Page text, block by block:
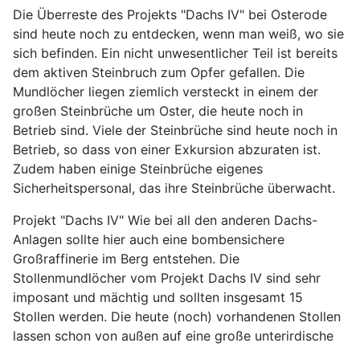
Die Überreste des Projekts "Dachs IV" bei Osterode
sind heute noch zu entdecken, wenn man weiß, wo sie
sich befinden. Ein nicht unwesentlicher Teil ist bereits
dem aktiven Steinbruch zum Opfer gefallen. Die
Mundlöcher liegen ziemlich versteckt in einem der
großen Steinbrüche um Oster, die heute noch in
Betrieb sind. Viele der Steinbrüche sind heute noch in
Betrieb, so dass von einer Exkursion abzuraten ist.
Zudem haben einige Steinbrüche eigenes
Sicherheitspersonal, das ihre Steinbrüche überwacht.
Projekt "Dachs IV" Wie bei all den anderen Dachs-
Anlagen sollte hier auch eine bombensichere
Großraffinerie im Berg entstehen. Die
Stollenmundlöcher vom Projekt Dachs IV sind sehr
imposant und mächtig und sollten insgesamt 15
Stollen werden. Die heute (noch) vorhandenen Stollen
lassen schon von außen auf eine große unterirdische